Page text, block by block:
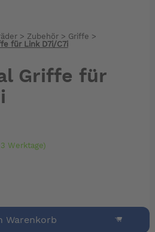
> Zubehör> Griffe >
für Link D7i/C7i
Griffe für
Werktage)
Warenkorb